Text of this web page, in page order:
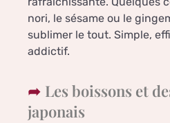
nori, le sésame ou le
sublimer le tout. Simple,
addictif.
Les boissons et
japonais